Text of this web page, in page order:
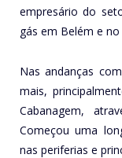
empresário do
gás em Belém e
Nas andanças
mais,
Cabanagem,
Começou uma
nas periferias e